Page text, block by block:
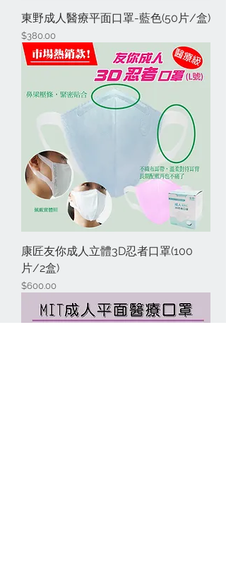
東野成人醫療平面口罩-藍色(50片/盒)
價格
$380.00
康匠友你成人立體3D忍者口罩(100
片/2盒)
價格
$600.00